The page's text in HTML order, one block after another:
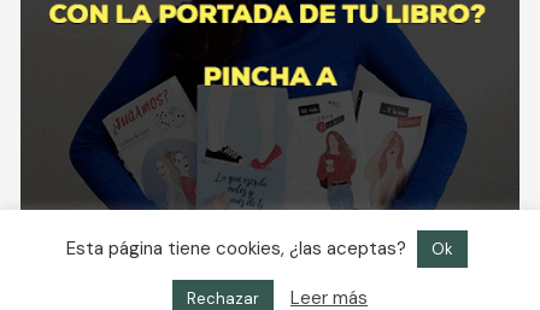
Esta página tiene cookies, ¿las aceptas? Ok
Rechazar Leer más